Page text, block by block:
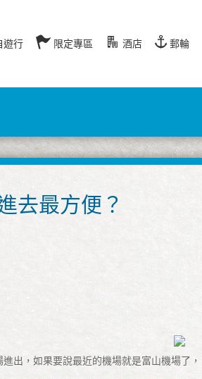
遊行 限定專區 酒店 郵輪
去最方便？
出，如果要說最近的機場就是富山機場了，